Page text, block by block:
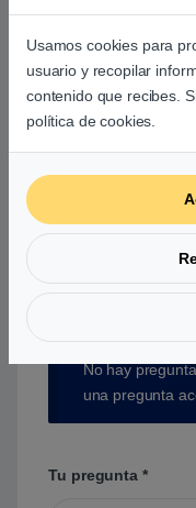
Preguntas
usuarios
No hay
una pregunta
Tu pregunta *
Usamos cookies para
usuario y recopilar
contenido que recibes.
política de cookies.